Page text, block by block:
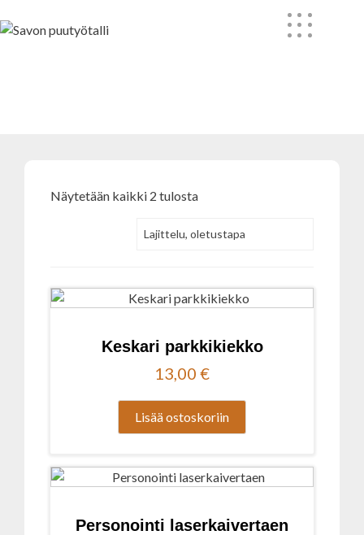
to
Näytetään kaikki 2 tulosta
Keskari parkkikiekko
13,00 €
Lisää ostoskoriin
Personointi laserkaivertaen